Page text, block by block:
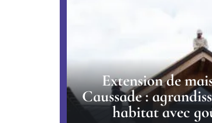
Extension de
Caussade :
habitat avec